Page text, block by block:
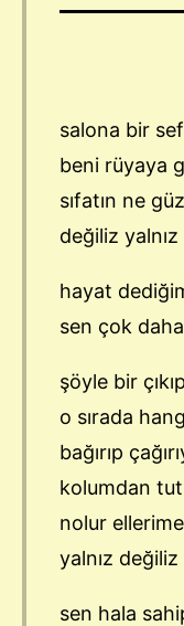
salona bir
beni rüyaya
sıfatın ne
değiliz yalnız
hayat
sen çok
şöyle bir
o sırada
bağırıp
kolumdan
nolur
yalnız değiliz
sen hala